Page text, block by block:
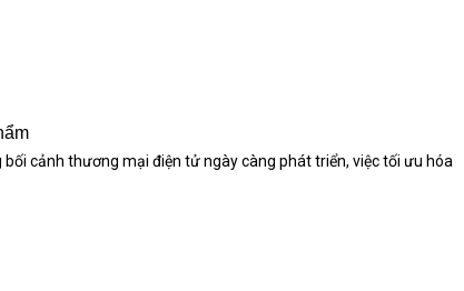
cảnh thương mại điện tử ngày càng phát triển, việc tối ưu hóa